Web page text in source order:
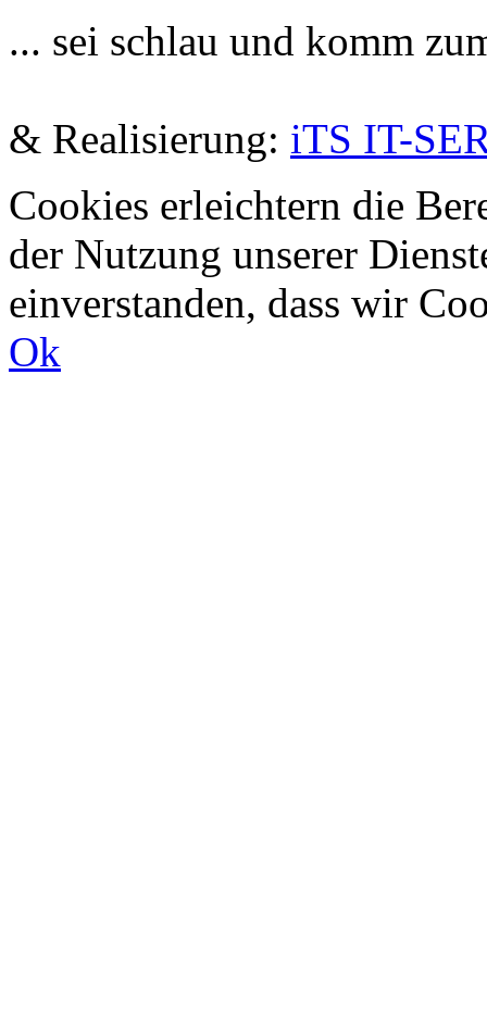
... sei schlau und komm
& Realisierung: iTS IT-
Cookies erleichtern die
der Nutzung unserer
einverstanden, dass wir
Ok